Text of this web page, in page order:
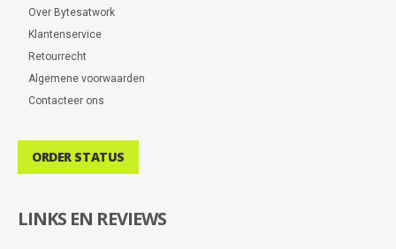
Over Bytesatwork
Klantenservice
Retourrecht
Algemene voorwaarden
Contacteer ons
ORDER STATUS
LINKS EN REVIEWS